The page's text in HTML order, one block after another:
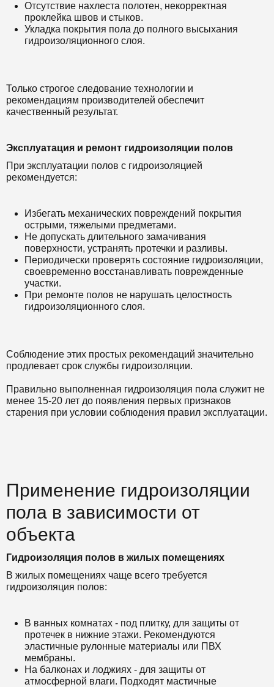
Отсутствие нахлеста полотен, некорректная
проклейка швов и стыков.
Укладка покрытия пола до полного высыхания
гидроизоляционного слоя.
Только строгое следование технологии и
рекомендациям производителей обеспечит
качественный результат.
Эксплуатация и ремонт гидроизоляции полов
При эксплуатации полов с гидроизоляцией
рекомендуется:
Избегать механических повреждений покрытия
острыми, тяжелыми предметами.
Не допускать длительного замачивания
поверхности, устранять протечки и разливы.
Периодически проверять состояние гидроизоляции,
своевременно восстанавливать поврежденные
участки.
При ремонте полов не нарушать целостность
гидроизоляционного слоя.
Соблюдение этих простых рекомендаций значительно
продлевает срок службы гидроизоляции.
Правильно выполненная гидроизоляция пола служит не
менее 15-20 лет до появления первых признаков
старения при условии соблюдения правил эксплуатации.
Применение гидроизоляции
пола в зависимости от
объекта
Гидроизоляция полов в жилых помещениях
В жилых помещениях чаще всего требуется
гидроизоляция полов:
В ванных комнатах - под плитку, для защиты от
протечек в нижние этажи. Рекомендуются
эластичные рулонные материалы или ПВХ
мембраны.
На балконах и лоджиях - для защиты от
атмосферной влаги. Подходят мастичные